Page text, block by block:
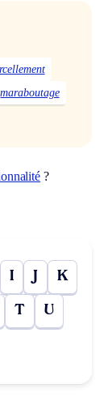
maraboutage
?
I J K
T U